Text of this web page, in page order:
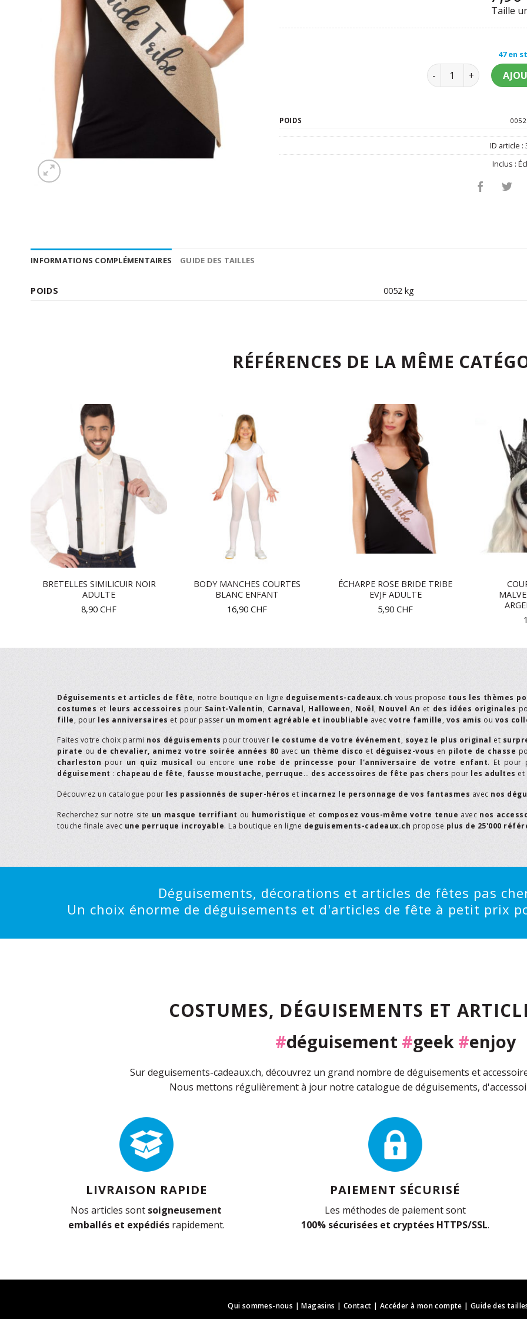
Taille
47 en
quantité de Echarpe
POIDS
ID article :
Inclus :
INFORMATIONS COMPLÉMENTAIRES GUIDE DES TAILLES
POIDS 0052 kg
RÉFÉRENCES DE LA MÊME
BRETELLES SIMILICUIR NOIR
ADULTE
8,90 CHF
BODY MANCHES COURTES
BLANC ENFANT
16,90 CHF
ÉCHARPE ROSE BRIDE TRIBE
EVJF ADULTE
5,90 CHF
Déguisements et articles de fête, notre boutique en ligne deguisements-cadeaux.ch vous propose tous les thèmes
costumes et leurs accessoires pour Saint-Valentin, Carnaval, Halloween, Noël, Nouvel An et des idées originales
fille, pour les anniversaires et pour passer un moment agréable et inoubliable avec votre famille, vos amis ou vos
Faites votre choix parmi nos déguisements pour trouver le costume de votre événement, soyez le plus original et
pirate ou de chevalier, animez votre soirée années 80 avec un thème disco et déguisez-vous en pilote de chasse
charleston pour un quiz musical ou encore une robe de princesse pour l'anniversaire de votre enfant. Et pour
déguisement : chapeau de fête, fausse moustache, perruque… des accessoires de fête pas chers pour les adultes et
Découvrez un catalogue pour les passionnés de super-héros et incarnez le personnage de vos fantasmes avec nos
Recherchez sur notre site un masque terrifiant ou humoristique et composez vous-même votre tenue avec nos
touche finale avec une perruque incroyable. La boutique en ligne deguisements-cadeaux.ch propose plus de 25'000
Déguisements, décorations et articles de fêtes pas
Un choix énorme de déguisements et d'articles de fête à petit prix
COSTUMES, DÉGUISEMENTS ET
#déguisement #geek #enjoy
Sur deguisements-cadeaux.ch, découvrez un grand nombre de déguisements et
Nous mettons régulièrement à jour notre catalogue de déguisements,
LIVRAISON RAPIDE
Nos articles sont soigneusement
emballés et expédiésrapidement.
PAIEMENT SÉCURISÉ
Les méthodes de paiement sont
100% sécurisées et cryptées HTTPS/SSL.
Qui sommes-nous |Magasins | Contact | Accéder à mon compte |Guide des